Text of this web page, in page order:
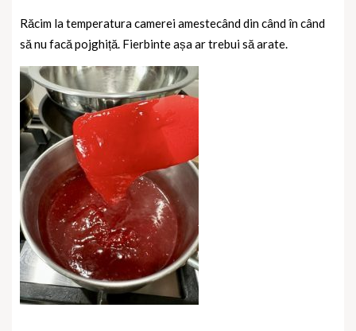
Răcim la temperatura camerei amestecând din când în când
să nu facă pojghiță. Fierbinte așa ar trebui să arate.